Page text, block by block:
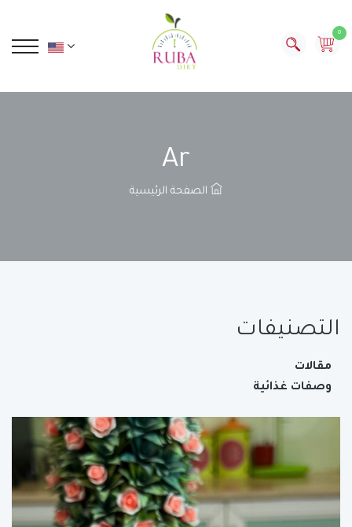
0
Ar
الصفحة الرئيسية
التصنيفات
مقالات
وصفات غذائية